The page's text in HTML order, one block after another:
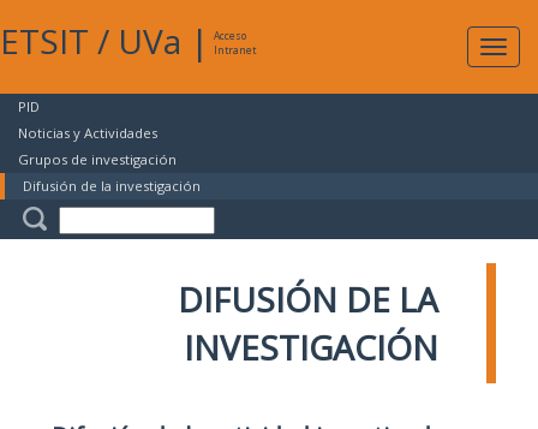
ETSIT / UVa |
Acceso
Intranet
PID
Noticias y Actividades
Grupos de investigación
Difusión de la investigación
DIFUSIÓN DE LA
INVESTIGACIÓN